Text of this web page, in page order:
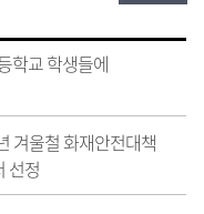
학교 학생들에
겨울철 화재안전대책
선정